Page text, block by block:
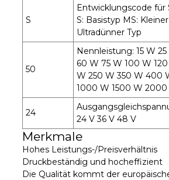
S
Entwicklungscode für
S: Basistyp MS:
Ultradünner Typ
50
Nennleistung: 15 W
60 W 75 W 100 W
W 250 W 350 W 400
1000 W 1500 W 2000
24
24 V 36 V 48 V
Merkmale
Hohes Leistungs-/Preisverhältnis
Druckbeständig und hocheffizient
Die Qualität kommt der